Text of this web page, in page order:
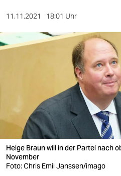
sport
berlin
wahrheit
verlag
verlag
veranstaltungen
11.11.2021 18:01 Uhr
Helge Braun will in der Partei nach
November
Foto: Chris Emil Janssen/imago